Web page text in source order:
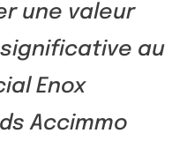
une valeur
au
Enox
Accimmo